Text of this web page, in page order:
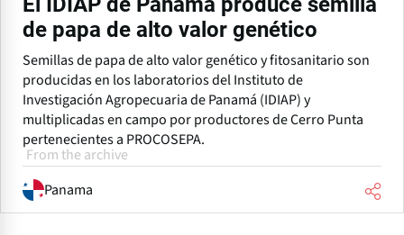
de papa de alto valor genético
Semillas de papa de alto valor genético y fitosanitario son
producidas en los laboratorios del Instituto de
Investigación Agropecuaria de Panamá (IDIAP) y
multiplicadas en campo por productores de Cerro Punta
pertenecientes a PROCOSEPA.
From the archive
Panama